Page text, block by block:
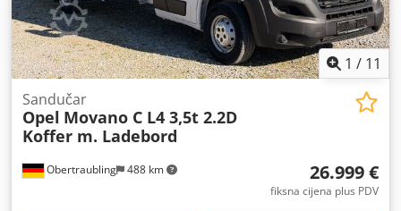
1 / 11
Obertraubling 488 km
Sandučar
Opel Movano C L4 3,5t 2.2D
Koffer m. Ladebord
26.999 €
fiksna cijena plus PDV